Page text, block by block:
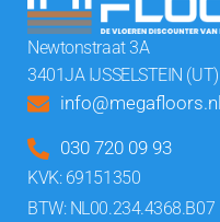
Newtonstraat 3A
3401JA IJSSELSTEIN (UT)
info@megafloors.nl
030 720 09 93
KVK: 69151350
BTW: NL00.234.4368.B07